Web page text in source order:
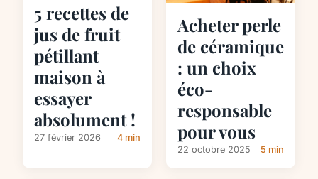
5 recettes de
jus de fruit
pétillant
maison à
essayer
absolument !
27 février 2026 4 min
Acheter perle
de céramique
: un choix
éco-
responsable
pour vous
22 octobre 2025 5 min